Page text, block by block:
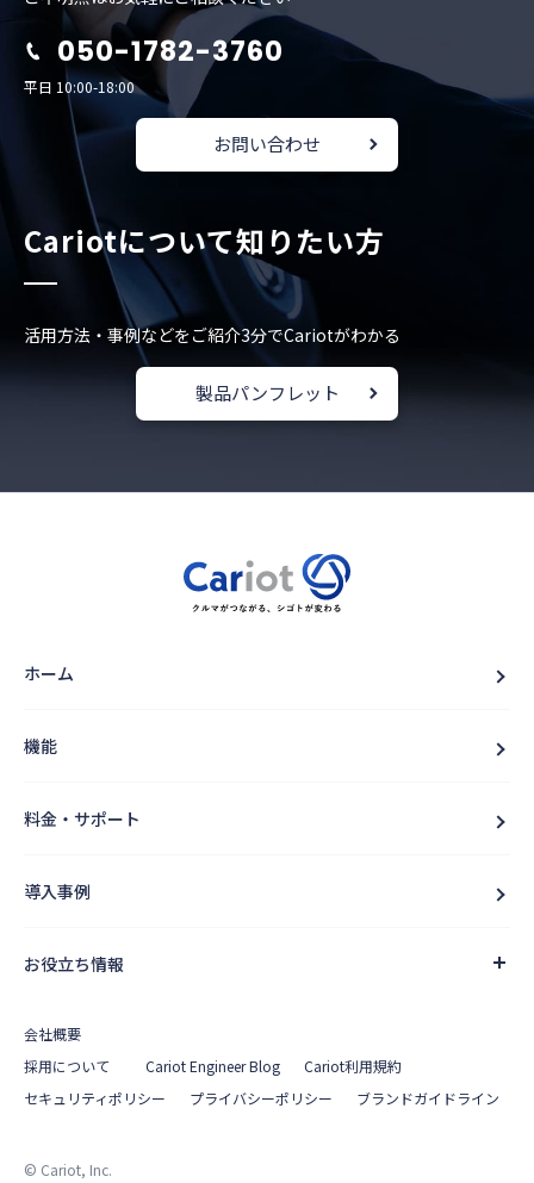
050-1782-3760
平日 10:00-18:00
お問い合わせ
Cariotについて知りたい方
活用方法・事例などをご紹介3分でCariotがわかる
製品パンフレット
ホーム
機能
料金・サポート
導入事例
お役立ち情報
会社概要
採用について
Cariot Engineer Blog
Cariot利用規約
セキュリティポリシー
プライバシーポリシー ブランドガイドライン
© Cariot, Inc.